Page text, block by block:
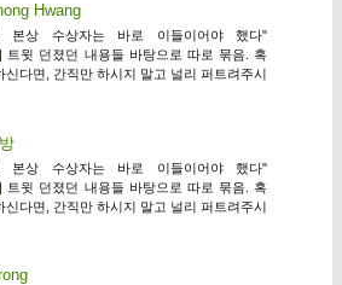
Hwang
본상 수상자는 바로 이들이어야 했다"
윗 던졌던 내용들 바탕으로 따로 묶음. 혹
신다면, 간직만 하시지 말고 널리 퍼트려주시
본상 수상자는 바로 이들이어야 했다"
윗 던졌던 내용들 바탕으로 따로 묶음. 혹
신다면, 간직만 하시지 말고 널리 퍼트려주시